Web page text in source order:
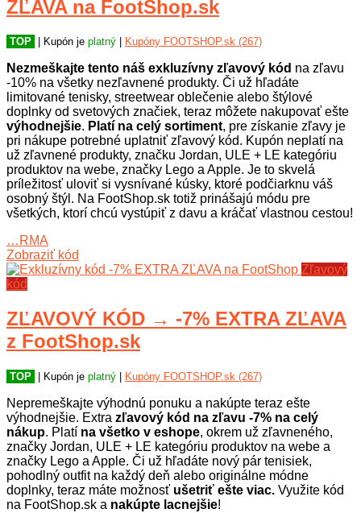
ZĽAVA na FootShop.sk
TOP | Kupón je platný Kupóny FOOTSHOP.sk (267)
Nezmeškajte tento náš exkluzívny zľavový kód na zľavu
-10% na všetky nezľavnené produkty. Či už hľadáte
limitované tenisky, streetwear oblečenie alebo štýlové
doplnky od svetových značiek, teraz môžete nakupovať ešte
výhodnejšie. Platí na celý sortiment, pre získanie zľavy je
pri nákupe potrebné uplatniť zľavový kód. Kupón neplatí na
už zľavnené produkty, značku Jordan, ULE + LE kategóriu
produktov na webe, značky Lego a Apple. Je to skvelá
príležitosť uloviť si vysnívané kúsky, ktoré podčiarknu váš
osobný štýl. Na FootShop.sk totiž prinášajú módu pre
všetkých, ktorí chcú vystúpiť z davu a kráčať vlastnou cestou!
…RMA
Zobraziť kód
Zľavový
kód
ZĽAVOVÝ KÓD → -7% EXTRA ZĽAVA
z FootShop.sk
TOP | Kupón je platný Kupóny FOOTSHOP.sk (267)
Nepremeškajte výhodnú ponuku a nakúpte teraz ešte
výhodnejšie. Extra zľavový kód na zľavu -7% na celý
nákup. Platí na všetko v eshope, okrem už zľavneného,
značky Jordan, ULE + LE kategóriu produktov na webe a
značky Lego a Apple. Či už hľadáte nový pár tenisiek,
pohodlný outfit na každý deň alebo originálne módne
doplnky, teraz máte možnosť ušetriť ešte viac. Využite kód
na FootShop.sk a nakúpte lacnejšie!